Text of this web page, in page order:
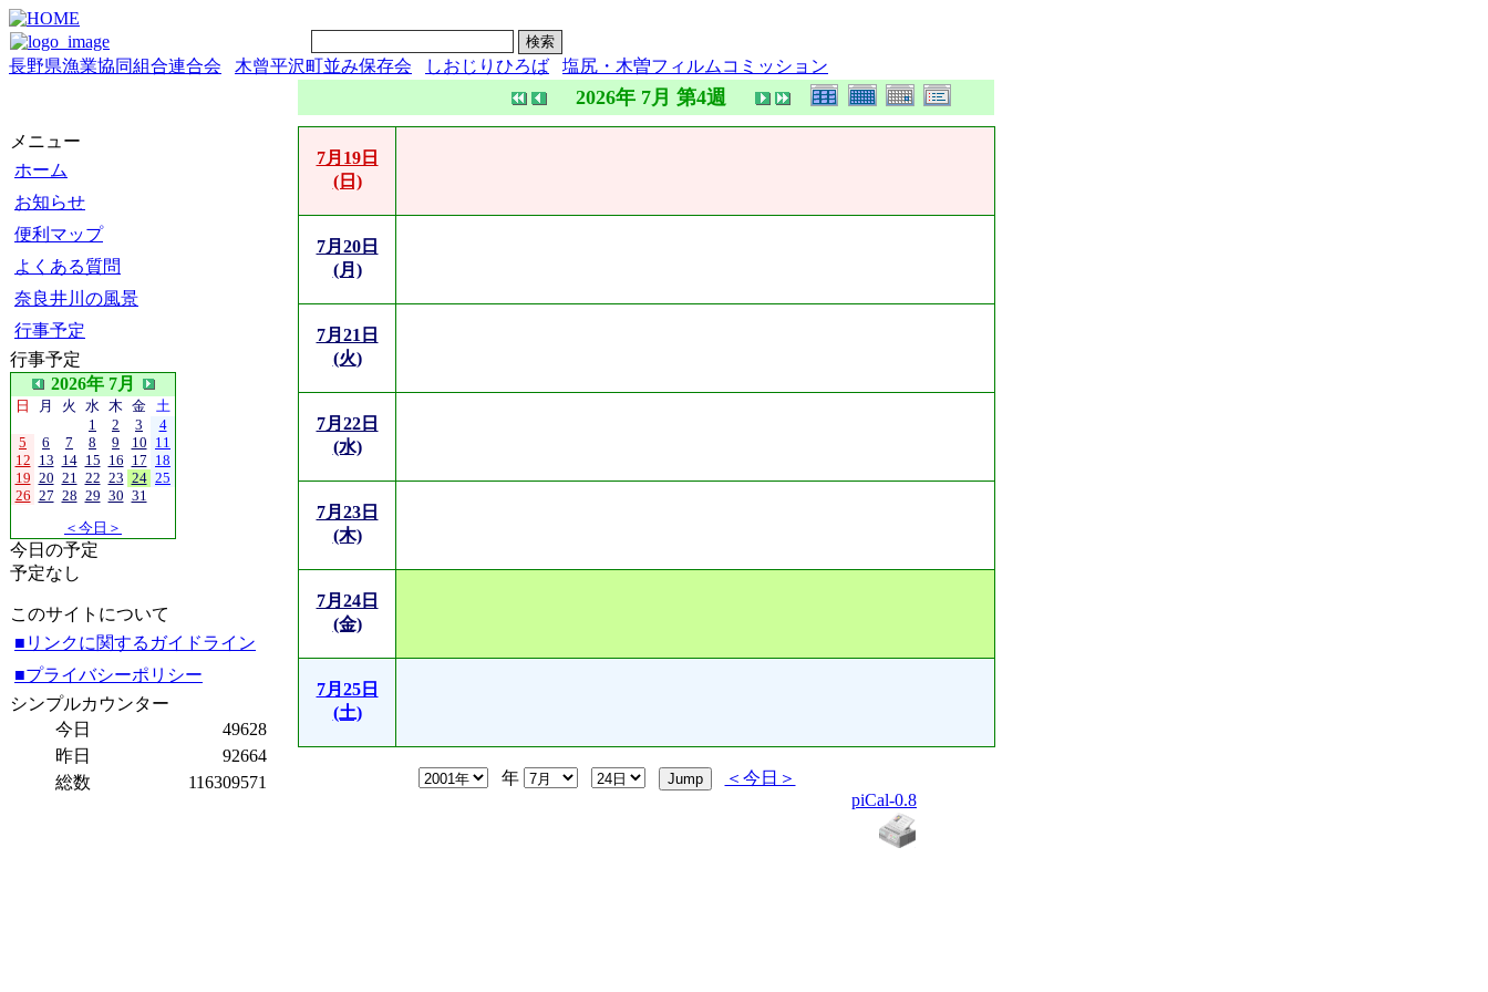
長野県漁業協同組合連合会 木曾平沢町並み保存会 しおじりひろば 塩尻・木曽フィルムコミッション
メニュー
ホーム
お知らせ
便利マップ
よくある質問
奈良井川の風景
行事予定
行事予定
2026年 7月
日 月 火 水 木 金 土
1
2 3
4
5
6 7 8 9 10 11
12 13 14 15 16 17 18
19 20 21 22 23 24 25
26 27 28 29 30 31
＜今日＞
今日の予定
予定なし
このサイトについて
■リンクに関するガイドライン
■プライバシーポリシー
シンプルカウンター
今日
49628
昨日
92664
総数
116309571
2026年 7月 第4週
7月19日
(日)
7月20日
(月)
7月21日
(火)
7月22日
(水)
7月23日
(木)
7月24日
(金)
7月25日
(土)
年
＜今日＞
piCal-0.8